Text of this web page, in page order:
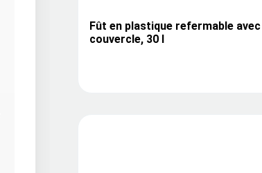
Fût en plastique refermable avec
couvercle, 30 l